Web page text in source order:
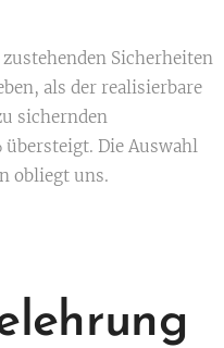
Sicherheiten
als der realisierbare
sichernden
Die Auswahl
obliegt uns.